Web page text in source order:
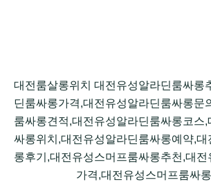
대전룸살롱위치 대전유성알라딘룸싸롱
딘룸싸롱가격,대전유성알라딘룸싸롱문
룸싸롱견적,대전유성알라딘룸싸롱코스
싸롱위치,대전유성알라딘룸싸롱예약,
롱후기,대전유성스머프룸싸롱추천,대
가격,대전유성스머프룸싸